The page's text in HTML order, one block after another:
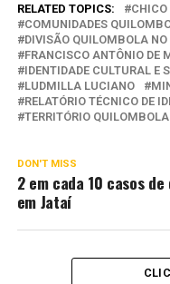
RELATED TOPICS:
CHICO
COMUNIDADES
DIVISÃO QUILOMBOLA NO
FRANCISCO ANTÔNIO DE
IDENTIDADE CULTURAL E
LUDMILLA LUCIANO
RELATÓRIO TÉCNICO DE
TERRITÓRIO QUILOMBOLA
DON'T MISS
2 em cada 10 casos
em Jataí